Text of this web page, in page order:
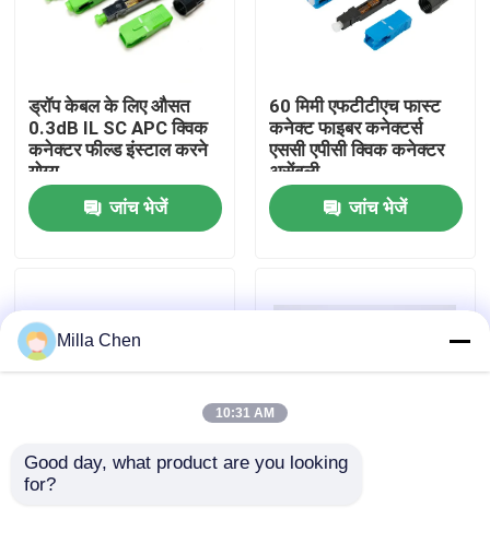
कारखाना भ्रमण
गुणवत्ता नियंत्रण
समाचार
एक उद्धरण का अनुरोध करें
ड्रॉप केबल के लिए औसत
0.3dB IL SC APC क्विक
कनेक्टर फील्ड इंस्टाल करने
योग्य
जांच भेजें
60 मिमी एफटीटीएच फास्ट
कनेक्ट फाइबर कनेक्टर्स
एससी एपीसी क्विक कनेक्टर
असेंबली
जांच भेजें
Single Mode Assembly
Milla Chen
10:31 AM
Good day, what product are you looking
for?